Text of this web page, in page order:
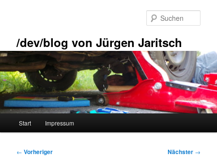
/dev/blog von Jürgen Jaritsch
Start Impressum
Beitragsnavigation
← Vorheriger Nächster →